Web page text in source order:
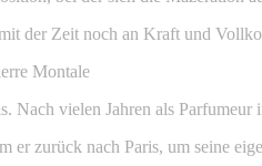
der Zeit noch an Kraft und
Montale
Nach vielen Jahren als Parfumeur
er zurück nach Paris, um seine